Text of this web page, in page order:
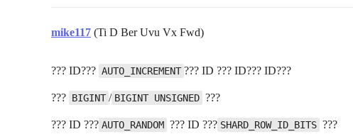
mike117 (Ti D Ber Uvu Vx Fwd)
??? ID??? AUTO_INCREMENT ??? ID ??? ID??? ID???
??? BIGINT / BIGINT UNSIGNED ???
??? ID ??? AUTO_RANDOM ??? ID ??? SHARD_ROW_ID_BITS ???